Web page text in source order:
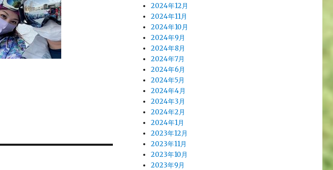
2024年12月
2024年11月
2024年10月
2024年9月
2024年8月
2024年7月
2024年6月
2024年5月
2024年4月
2024年3月
2024年2月
2024年1月
2023年12月
2023年11月
2023年10月
2023年9月